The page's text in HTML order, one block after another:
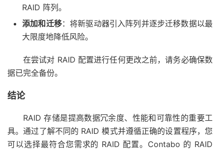
RAID 阵列。
添加和迁移：将新驱动器引入阵列并逐步迁移数据以最
大限度地降低风险。
在尝试对 RAID 配置进行任何更改之前，请务必确保数
据已完全备份。
结论
RAID 存储是提高数据冗余度、性能和可靠性的重要工
具。通过了解不同的 RAID 模式并遵循正确的设置程序，您
可以选择最符合您需求的 RAID 配置。Contabo 的 RAID